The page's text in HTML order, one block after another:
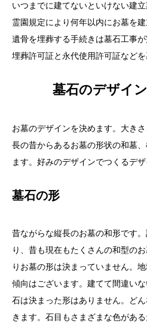
いつまでに建てないといけない建
霊園規定により何年以内にお墓を
遺骨を埋葬する手続きは墓石工事
埋葬許可証と永代使用許可証などを
墓石のデザイ
お墓のデザインを決めます。大き
長の昔からあるお墓の形状の和墓
ます。好みのデザインでつくるデザ
墓石の形
昔ながらな縦長のお墓の和形です
り、昔も現在もたくさんの和型の
りお墓の形は決まっていません。
傾向はございます。建てて間違い
石は決まった形はありません。ど
きます。石目もさまざまな色があ